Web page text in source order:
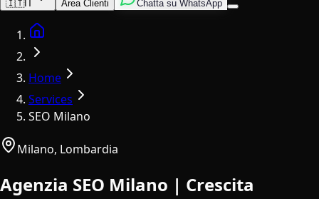
🇮🇹IT Area Clienti Chatta su WhatsApp
Home
Services
SEO Milano
Milano, Lombardia
Agenzia SEO Milano | Crescita